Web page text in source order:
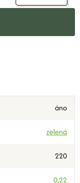
áno
zelená
220
0,22